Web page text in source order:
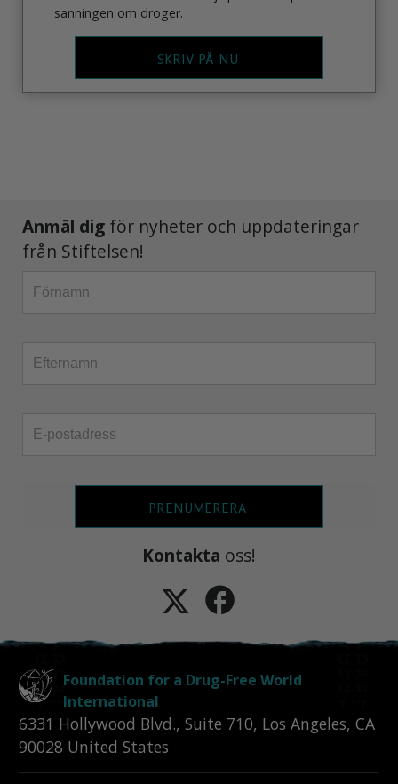
sanningen om droger.
SKRIV PÅ NU
Anmäl dig för nyheter och uppdateringar
från Stiftelsen!
PRENUMERERA
Kontakta oss!
Foundation for a Drug-Free World
International
6331 Hollywood Blvd., Suite 710, Los Angeles, CA
90028 United States